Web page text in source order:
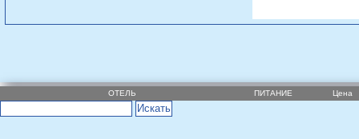
ОТЕЛЬ ПИТАНИЕ Цена